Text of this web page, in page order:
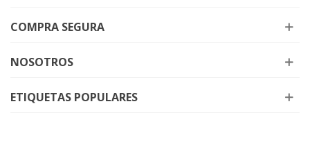
COMPRA SEGURA
NOSOTROS
ETIQUETAS POPULARES